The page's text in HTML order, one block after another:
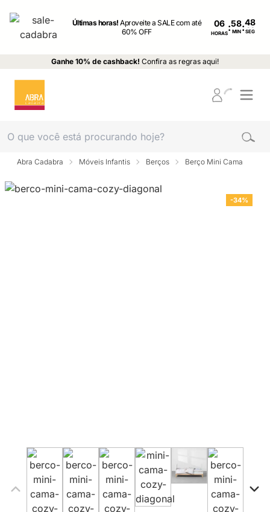
Últimas horas!Aproveite a SALE com até
60% OFF
06
HORAS: MIN : SEG
Ganhe 10% de cashback! Confira as regras aqui!
Abra Cadabra Móveis Infantis Berços Berço Mini Cama
-34%